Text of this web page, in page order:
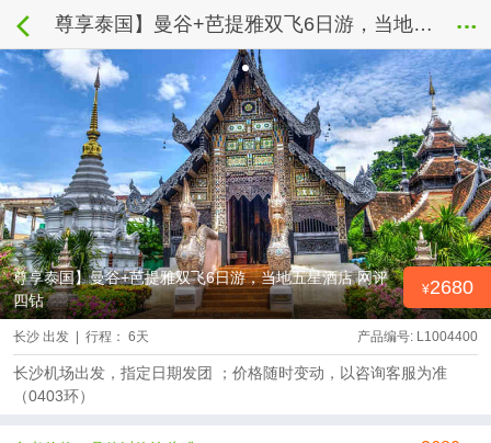
尊享泰国】曼谷+芭提雅双飞6日游，当地五星酒店 网评四钻
尊享泰国】曼谷+芭提雅双飞6日游，当地五星酒店 网评
四钻
2680
产品编号: L1004400
长沙 出发 | 行程： 6天
长沙机场出发，指定日期发团 ；价格随时变动，以咨询客服为准
（0403环）